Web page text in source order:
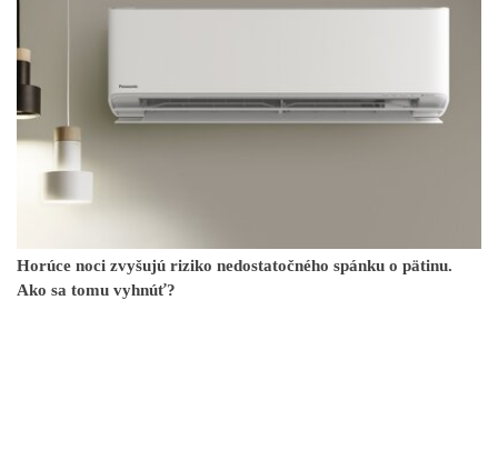
Horúce noci zvyšujú riziko nedostatočného spánku o pätinu.
Ako sa tomu vyhnúť?